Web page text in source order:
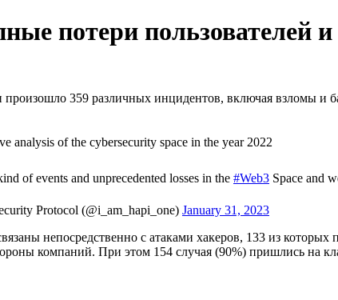
потери пользователей
произошло 359 различных инцидентов, включая взломы
analysis of the cybersecurity space in the year 2022
of events and unprecedented losses in the #Web3 Space and
Protocol (@i_am_hapi_one) January 31, 2023
непосредственно с атаками хакеров, 133 из
компаний. При этом 154 случая (90%) пришлись на